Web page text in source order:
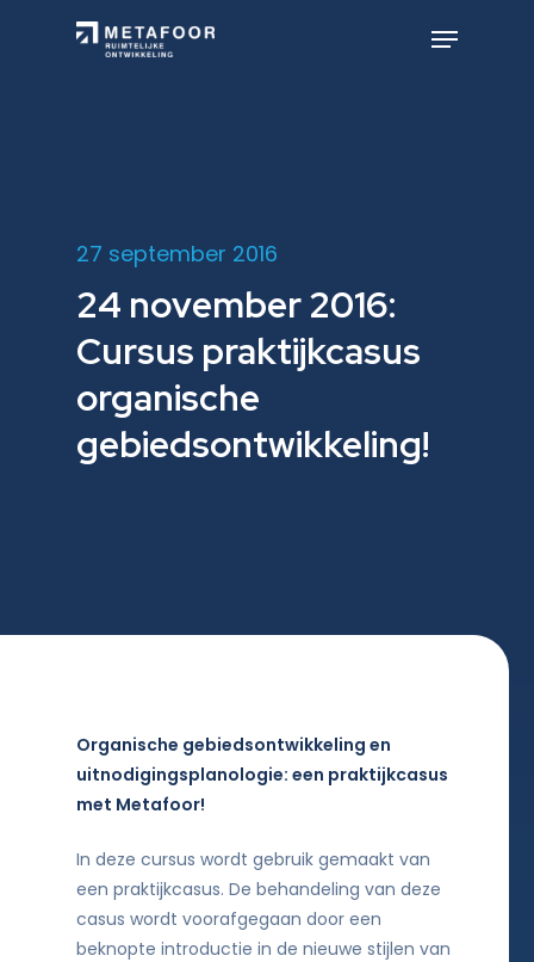
Menu
27 september 2016
24 november 2016:
Cursus praktijkcasus
organische
gebiedsontwikkeling!
Organische gebiedsontwikkeling en
uitnodigingsplanologie: een praktijkcasus
met Metafoor!
In deze cursus wordt gebruik gemaakt van
een praktijkcasus. De behandeling van deze
casus wordt voorafgegaan door een
beknopte introductie in de nieuwe stijlen van